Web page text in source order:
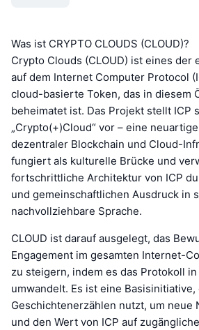
Was ist CRYPTO CLOUDS (CLOUD)?
Crypto Clouds (CLOUD) ist eines der
auf dem Internet Computer Protocol
cloud-basierte Token, das in diesem
beheimatet ist. Das Projekt stellt ICP
„Crypto(+)Cloud“ vor – eine
dezentraler Blockchain und Cloud-
fungiert als kulturelle Brücke und
fortschrittliche Architektur von ICP
und gemeinschaftlichen Ausdruck in
nachvollziehbare Sprache.
CLOUD ist darauf ausgelegt, das
Engagement im gesamten Internet-
zu steigern, indem es das Protokoll
umwandelt. Es ist eine
Geschichtenerzählen nutzt, um neue
und den Wert von ICP auf